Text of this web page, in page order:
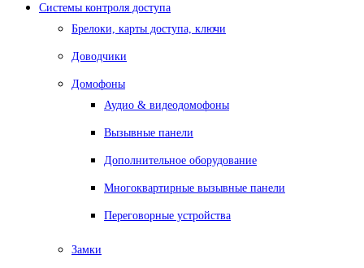
Системы контроля доступа
Брелоки, карты доступа, ключи
Доводчики
Домофоны
Аудио & видеодомофоны
Вызывные панели
Дополнительное оборудование
Многоквартирные вызывные панели
Переговорные устройства
Замки